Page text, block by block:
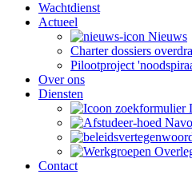
Wachtdienst
Actueel
Nieuws
Charter dossiers
Pilootproject
Over ons
Diensten
Contact